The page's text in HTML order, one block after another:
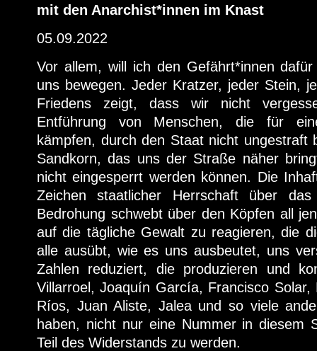
mit den Anarchist*innen im Knast
05.09.2022
Vor allem, will ich den Gefährt*innen
uns bewegen. Jeder Kratzer, jeder Stein,
Friedens zeigt, dass wir nicht
Entführung von Menschen, die für
kämpfen, durch den Staat nicht ungestraft
Sandkorn, das uns der Straße näher
nicht eingesperrt werden können. Die
Zeichen staatlicher Herrschaft über
Bedrohung schwebt über den Köpfen all
auf die tägliche Gewalt zu reagieren, die
alle ausübt, wie es uns ausbeutet, uns
Zahlen reduziert, die produzieren und
Villarroel, Joaquín García, Francisco Solar,
Ríos, Juan Aliste, Jalea und so viele
haben, nicht nur eine Nummer in diesem
Teil des Widerstands zu werden.